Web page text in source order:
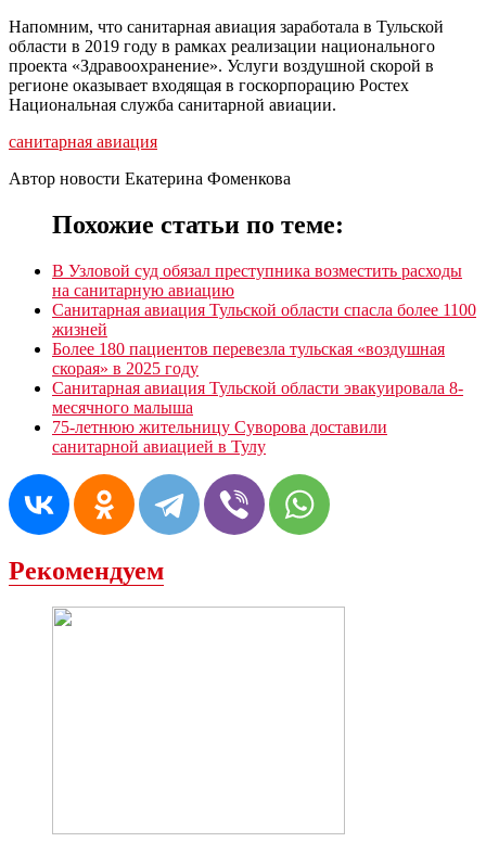
Напомним, что санитарная авиация заработала в Тульской
области в 2019 году в рамках реализации национального
проекта «Здравоохранение». Услуги воздушной скорой в
регионе оказывает входящая в госкорпорацию Ростех
Национальная служба санитарной авиации.
санитарная авиация
Автор новости Екатерина Фоменкова
Похожие статьи по теме:
В Узловой суд обязал преступника возместить расходы
на санитарную авиацию
Санитарная авиация Тульской области спасла более 1100
жизней
Более 180 пациентов перевезла тульская «воздушная
скорая» в 2025 году
Санитарная авиация Тульской области эвакуировала 8-
месячного малыша
75-летнюю жительницу Суворова доставили
санитарной авиацией в Тулу
Рекомендуем